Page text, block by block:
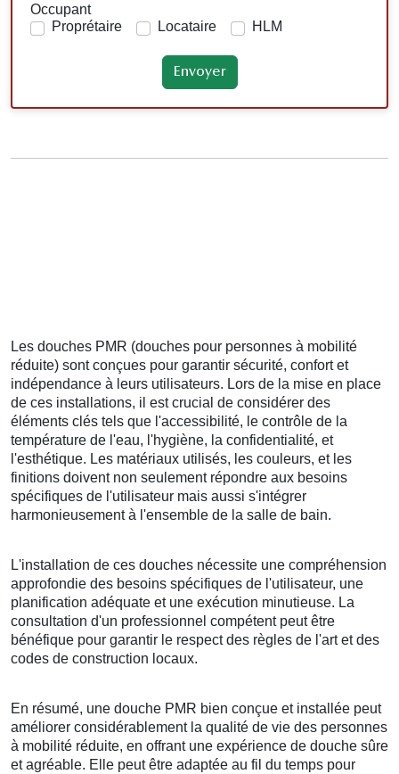
Occupant
Proprétaire
Locataire HLM
Les douches PMR (douches pour personnes à mobilité
réduite) sont conçues pour garantir sécurité, confort et
indépendance à leurs utilisateurs. Lors de la mise en place
de ces installations, il est crucial de considérer des
éléments clés tels que l'accessibilité, le contrôle de la
température de l'eau, l'hygiène, la confidentialité, et
l'esthétique. Les matériaux utilisés, les couleurs, et les
finitions doivent non seulement répondre aux besoins
spécifiques de l'utilisateur mais aussi s'intégrer
harmonieusement à l'ensemble de la salle de bain.
L'installation de ces douches nécessite une compréhension
approfondie des besoins spécifiques de l'utilisateur, une
planification adéquate et une exécution minutieuse. La
consultation d'un professionnel compétent peut être
bénéfique pour garantir le respect des règles de l'art et des
codes de construction locaux.
En résumé, une douche PMR bien conçue et installée peut
améliorer considérablement la qualité de vie des personnes
à mobilité réduite, en offrant une expérience de douche sûre
et agréable. Elle peut être adaptée au fil du temps pour